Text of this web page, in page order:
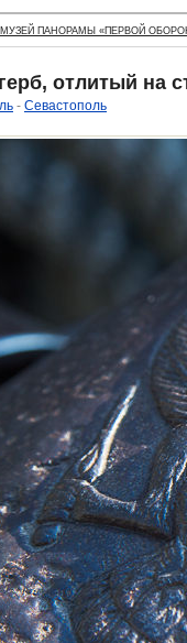
ПАНОРАМЫ «ПЕРВОЙ
отлитый на
- Севастополь